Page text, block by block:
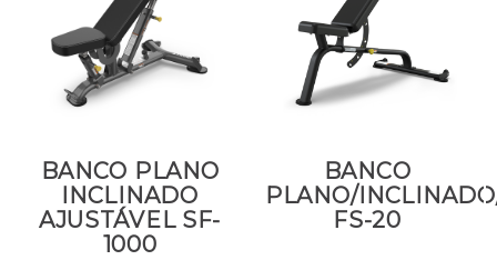
BANCO PLANO
INCLINADO
AJUSTÁVEL SF-
1000
BANCO
PLANO/
FS-20